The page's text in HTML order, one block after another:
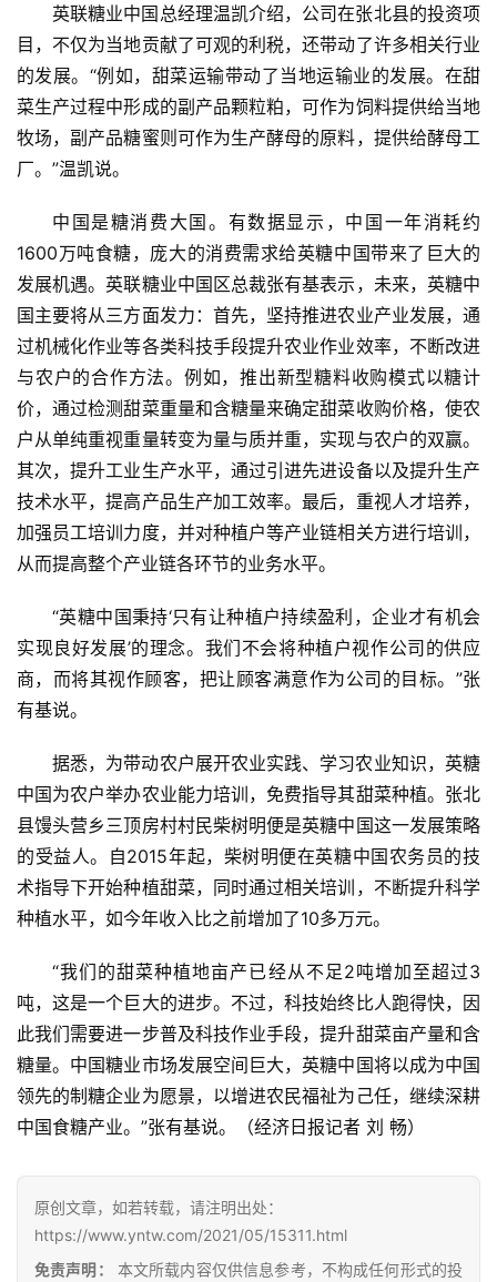
首
页
云
糖
众
号
货
报
价
专
地
区
频
道
产
业
链
英联糖业中国总经理温凯介绍，公司在张北县的投资项
目，不仅为当地贡献了可观的利税，还带动了许多相关行业
的发展。“例如，甜菜运输带动了当地运输业的发展。在甜
菜生产过程中形成的副产品颗粒粕，可作为饲料提供给当地
牧场，副产品糖蜜则可作为生产酵母的原料，提供给酵母工
厂。”温凯说。
中国是糖消费大国。有数据显示，中国一年消耗约
1600万吨食糖，庞大的消费需求给英糖中国带来了巨大的
发展机遇。英联糖业中国区总裁张有基表示，未来，英糖中
国主要将从三方面发力：首先，坚持推进农业产业发展，通
过机械化作业等各类科技手段提升农业作业效率，不断改进
与农户的合作方法。例如，推出新型糖料收购模式以糖计
价，通过检测甜菜重量和含糖量来确定甜菜收购价格，使农
户从单纯重视重量转变为量与质并重，实现与农户的双赢。
其次，提升工业生产水平，通过引进先进设备以及提升生产
技术水平，提高产品生产加工效率。最后，重视人才培养，
加强员工培训力度，并对种植户等产业链相关方进行培训，
从而提高整个产业链各环节的业务水平。
“英糖中国秉持‘只有让种植户持续盈利，企业才有机会
实现良好发展’的理念。我们不会将种植户视作公司的供应
商，而将其视作顾客，把让顾客满意作为公司的目标。”张
有基说。
据悉，为带动农户展开农业实践、学习农业知识，英糖
中国为农户举办农业能力培训，免费指导其甜菜种植。张北
县馒头营乡三顶房村村民柴树明便是英糖中国这一发展策略
的受益人。自2015年起，柴树明便在英糖中国农务员的技
术指导下开始种植甜菜，同时通过相关培训，不断提升科学
种植水平，如今年收入比之前增加了10多万元。
“我们的甜菜种植地亩产已经从不足2吨增加至超过3
吨，这是一个巨大的进步。不过，科技始终比人跑得快，因
此我们需要进一步普及科技作业手段，提升甜菜亩产量和含
糖量。中国糖业市场发展空间巨大，英糖中国将以成为中国
领先的制糖企业为愿景，以增进农民福祉为己任，继续深耕
中国食糖产业。”张有基说。（经济日报记者 刘 畅）
原创文章，如若转载，请注明出处：
https://www.yntw.com/2021/05/15311.html
免责声明：
本文所载内容仅供信息参考，不构成任何形式的投